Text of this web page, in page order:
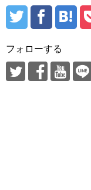
フォローする